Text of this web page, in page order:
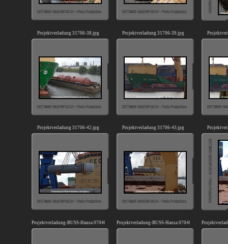
Projektverladung 31706-38.jpg Projektverladung 31706-39.jpg
Projektverladung 31706-42.jpg Projektverladung 31706-43.jpg
Projektverladung-BUSS-Hansa 070409-01.jpgProjektverladung-BUSS-Hansa 070409-06.jpg